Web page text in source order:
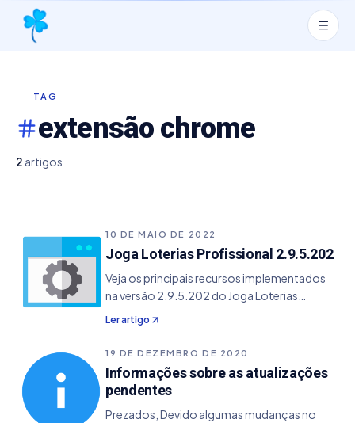
TAG
extensão chrome
2 artigos
10 DE MAIO DE 2022
Joga Loterias Profissional 2.9.5.202
Veja os principais recursos implementados
na versão 2.9.5.202 do Joga Loterias
Profissional. - Ajuste com alguns nomes de
times da TimeMania com atualização da
extensão JLP Apostas.
Ler artigo
19 DE DEZEMBRO DE 2020
Informações sobre as atualizações
pendentes
Prezados, Devido algumas mudanças no